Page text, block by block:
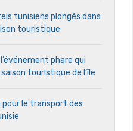
tunisiens plongés dans
touristique
phare qui
touristique de l’île
le transport des